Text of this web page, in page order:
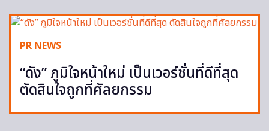
PR NEWS
“ดัง” ภูมิใจหน้าใหม่ เป็นเวอร์ชั่นที่ดีที่สุด
ตัดสินใจถูกที่ศัลยกรรม